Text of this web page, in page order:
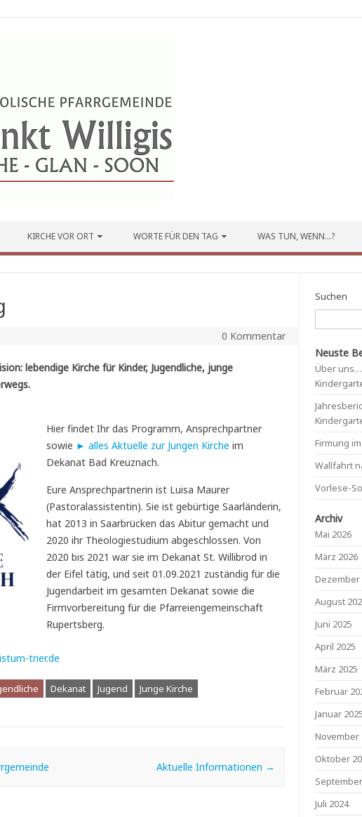
KIRCHE VOR ORT WORTE FÜR DEN TAG WAS TUN, WENN…?
0 Kommentar
lebendige Kirche für Kinder, Jugendliche, junge
Hier findet Ihr das Programm, Ansprechpartner
sowie ► alles Aktuelle zur Jungen Kirche im
Dekanat Bad Kreuznach.
Eure Ansprechpartnerin ist Luisa Maurer
(Pastoralassistentin). Sie ist gebürtige Saarländerin,
hat 2013 in Saarbrücken das Abitur gemacht und
2020 ihr Theologiestudium abgeschlossen. Von
2020 bis 2021 war sie im Dekanat St. Willibrod in
der Eifel tätig, und seit 01.09.2021 zuständig für die
Jugendarbeit im gesamten Dekanat sowie die
Firmvorbereitung für die Pfarreiengemeinschaft
Rupertsberg.
trier.de
Dekanat Jugend Junge Kirche
Aktuelle Informationen →
Suchen
Neuste
Über
Firmung
Wallfahrt
Vorlese-
Archiv
Mai 2026
März 2026
Dezember
August
Juni 2025
April 2025
März 2025
Februar
Januar 2025
November
Oktober
Juli 2024